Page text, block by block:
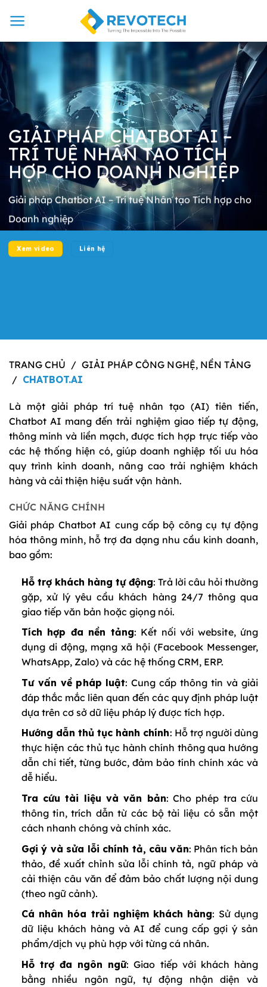
đến
dung
GIẢI PHÁP CHATBOT AI –
TRÍ TUỆ NHÂN TẠO TÍCH
HỢP CHO DOANH NGHIỆP
Giải pháp Chatbot AI – Trí tuệ Nhân tạo Tích hợp cho
Doanh nghiệp
Xem video Liên hệ
TRANG CHỦ / GIẢI PHÁP CÔNG NGHỆ, NỀN TẢNG
/ CHATBOT.AI
Là một giải pháp trí tuệ nhân tạo (AI) tiên tiến,
Chatbot AI mang đến trải nghiệm giao tiếp tự động,
thông minh và liền mạch, được tích hợp trực tiếp vào
các hệ thống hiện có, giúp doanh nghiệp tối ưu hóa
quy trình kinh doanh, nâng cao trải nghiệm khách
hàng và cải thiện hiệu suất vận hành.
CHỨC NĂNG CHÍNH
Giải pháp Chatbot AI cung cấp bộ công cụ tự động
hóa thông minh, hỗ trợ đa dạng nhu cầu kinh doanh,
bao gồm:
Hỗ trợ khách hàng tự động: Trả lời câu hỏi thường
gặp, xử lý yêu cầu khách hàng 24/7 thông qua
giao tiếp văn bản hoặc giọng nói.
Tích hợp đa nền tảng: Kết nối với website, ứng
dụng di động, mạng xã hội (Facebook Messenger,
WhatsApp, Zalo) và các hệ thống CRM, ERP.
Tư vấn về pháp luật: Cung cấp thông tin và giải
đáp thắc mắc liên quan đến các quy định pháp luật
dựa trên cơ sở dữ liệu pháp lý được tích hợp.
Hướng dẫn thủ tục hành chính: Hỗ trợ người dùng
thực hiện các thủ tục hành chính thông qua hướng
dẫn chi tiết, từng bước, đảm bảo tính chính xác và
dễ hiểu.
Tra cứu tài liệu và văn bản: Cho phép tra cứu
thông tin, trích dẫn từ các bộ tài liệu có sẵn một
cách nhanh chóng và chính xác.
Gợi ý và sửa lỗi chính tả, câu văn: Phân tích bản
thảo, đề xuất chỉnh sửa lỗi chính tả, ngữ pháp và
cải thiện câu văn để đảm bảo chất lượng nội dung
(theo ngữ cảnh).
Cá nhân hóa trải nghiệm khách hàng: Sử dụng
dữ liệu khách hàng và AI để cung cấp gợi ý sản
phẩm/dịch vụ phù hợp với từng cá nhân.
Hỗ trợ đa ngôn ngữ: Giao tiếp với khách hàng
bằng nhiều ngôn ngữ, tự động nhận diện và